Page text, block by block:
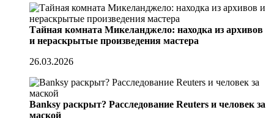
Тайная комната Микеланджело: находка из архивов
и нераскрытые произведения мастера
26.03.2026
Banksy раскрыт? Расследование Reuters и человек за
маской